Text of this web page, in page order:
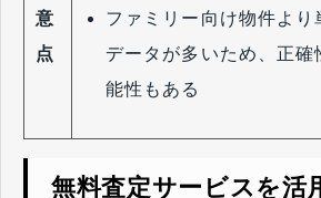
意
点
ファミリー向け物件より
データが多いため、正確
能性もある
無料査定サービスを活